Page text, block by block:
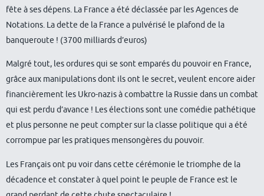
fête à ses dépens. La France a été déclassée par les Agences de
Notations. La dette de la France a pulvérisé le plafond de la
banqueroute ! (3700 milliards d’euros)
Malgré tout, les ordures qui se sont emparés du pouvoir en France,
grâce aux manipulations dont ils ont le secret, veulent encore aider
financièrement les Ukro-nazis à combattre la Russie dans un combat
qui est perdu d’avance ! Les élections sont une comédie pathétique
et plus personne ne peut compter sur la classe politique qui a été
corrompue par les pratiques mensongères du pouvoir.
Les Français ont pu voir dans cette cérémonie le triomphe de la
décadence et constater à quel point le peuple de France est le